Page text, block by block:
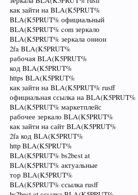
как зайти на BLA(K5PRUT%
BLA(K5PRUT% официальный
BLA(K5PRUT% com зеркало
BLA(K5PRUT% зеркала онион
2fa BLA(K5PRUT%
рабочая BLA(K5PRUT%
код BLA(K5PRUT%
https BLA(K5PRUT%
как зайти на BLA(K5PRUT% rusff
официальная ссылка на BLA(K5PRUT%
BLA(K5PRUT% маркетплейс
рабочее зеркало BLA(K5PRUT%
как зайти на сайт BLA(K5PRUT%
2fa код BLA(K5PRUT%
http BLA(K5PRUT%
BLA(K5PRUT% bs2best at
BLA(K5PRUT% актуальные
тор BLA(K5PRUT%
BLA(K5PRUT% ссылка rusff